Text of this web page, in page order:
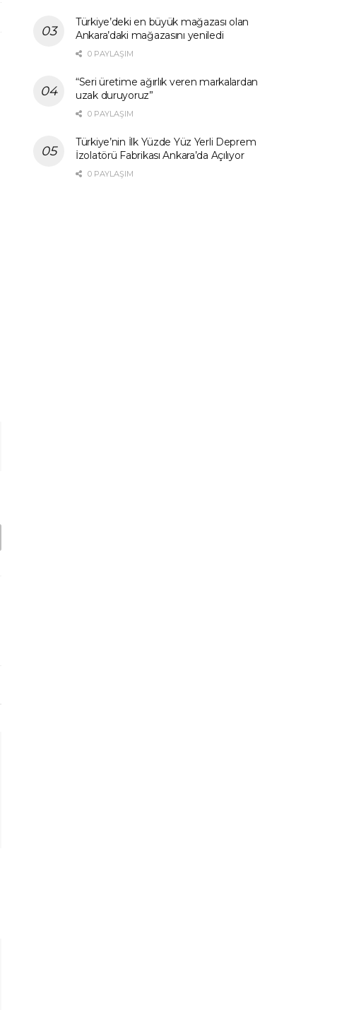
Türkiye’deki en büyük mağazası olan
Ankara’daki mağazasını yeniledi
0 PAYLAŞIM
“Seri üretime ağırlık veren markalardan
uzak duruyoruz”
0 PAYLAŞIM
Türkiye’nin İlk Yüzde Yüz Yerli Deprem
İzolatörü Fabrikası Ankara’da Açılıyor
0 PAYLAŞIM